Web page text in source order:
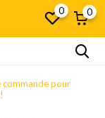
0 0
commande pour